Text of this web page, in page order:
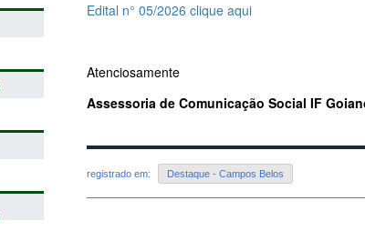
Edital n° 05/2026 clique aqui
Atenciosamente
Assessoria de Comunicação Social IF
registrado em: Destaque - Campos Belos